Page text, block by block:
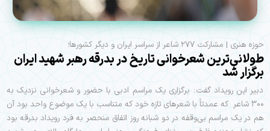
حوزه هنری | مشارکت ۲۷۷ شاعر از سراسر ایران و دیگر کشورها؛
طولانی‌ترین شعرخوانی تاریخ در بدرقه رهبر شهید ایران
برگزار شد
دبیر این رویداد گفت: برگزاری یک مراسم ادبی با حضور و شعرخوانی نزدیک به
۳۰۰ شاعر که عمدتاً با شعرهای تازه خود که متناسب با یک موضوع واحد بود آن
هم در یک مراسم بی‌وقفه در دو شبانه روز اتفاق منحصر به فرد رویداد بدرقه بود